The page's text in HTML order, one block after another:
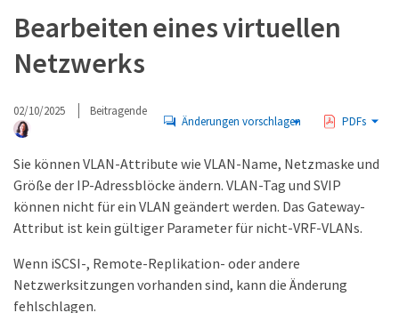
Bearbeiten eines virtuellen
Netzwerks
02/10/2025 Beitragende
Änderungen vorschlagen PDFs
Sie können VLAN-Attribute wie VLAN-Name, Netzmaske und
Größe der IP-Adressblöcke ändern. VLAN-Tag und SVIP
können nicht für ein VLAN geändert werden. Das Gateway-
Attribut ist kein gültiger Parameter für nicht-VRF-VLANs.
Wenn iSCSI-, Remote-Replikation- oder andere
Netzwerksitzungen vorhanden sind, kann die Änderung
fehlschlagen.